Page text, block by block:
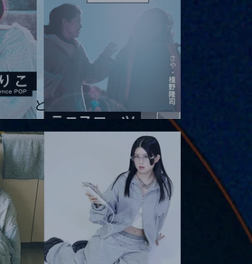
のmyストーリー/風の憶測1～後藤まりこ
POPとテニスコーツ」